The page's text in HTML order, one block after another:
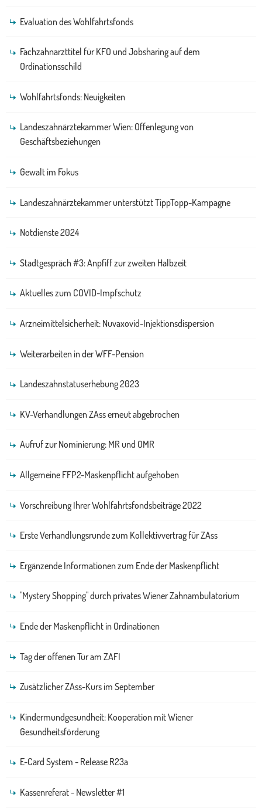
Evaluation des Wohlfahrtsfonds
Fachzahnarzttitel für KFO und Jobsharing auf dem
Ordinationsschild
Wohlfahrtsfonds: Neuigkeiten
Landeszahnärztekammer Wien: Offenlegung von
Geschäftsbeziehungen
Gewalt im Fokus
Landeszahnärztekammer unterstützt TippTopp-Kampagne
Notdienste 2024
Stadtgespräch #3: Anpfiff zur zweiten Halbzeit
Aktuelles zum COVID-Impfschutz
Arzneimittelsicherheit: Nuvaxovid-Injektionsdispersion
Weiterarbeiten in der WFF-Pension
Landeszahnstatuserhebung 2023
KV-Verhandlungen ZAss erneut abgebrochen
Aufruf zur Nominierung: MR und OMR
Allgemeine FFP2-Maskenpflicht aufgehoben
Vorschreibung Ihrer Wohlfahrtsfondsbeiträge 2022
Erste Verhandlungsrunde zum Kollektivvertrag für ZAss
Ergänzende Informationen zum Ende der Maskenpflicht
"Mystery Shopping" durch privates Wiener Zahnambulatorium
Ende der Maskenpflicht in Ordinationen
Tag der offenen Tür am ZAFI
Zusätzlicher ZAss-Kurs im September
Kindermundgesundheit: Kooperation mit Wiener
Gesundheitsförderung
E-Card System - Release R23a
Kassenreferat - Newsletter #1